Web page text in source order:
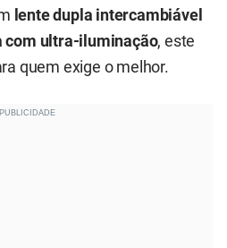
lente dupla intercambiável
com ultra-iluminação, este
quem exige o melhor.